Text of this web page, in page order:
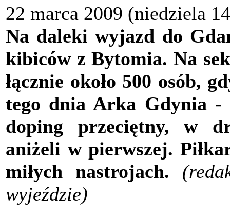
22 marca 2009 (niedziela
Na daleki wyjazd do
kibiców z Bytomia. Na
łącznie około 500 osób,
tego dnia Arka Gdynia
doping przeciętny, w
aniżeli w pierwszej.
miłych nastrojach.
wyjeździe)